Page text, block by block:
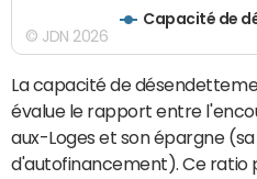
Capacité de
© JDN 2026
La capacité de
évalue le rapport entre
aux-Loges et son épargne
d'autofinancement). Ce ratio